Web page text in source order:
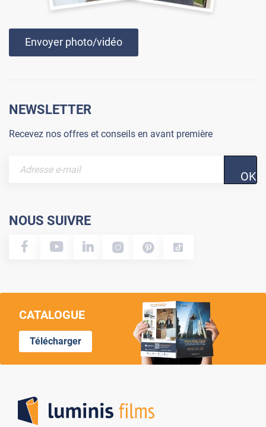
Envoyer photo/vidéo
NEWSLETTER
Recevez nos offres et conseils en avant première
OK
NOUS SUIVRE
CATALOGUE
Télécharger